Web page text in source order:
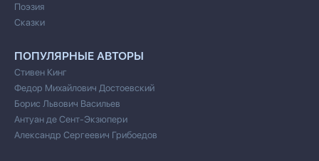
Поэзия
Сказки
ПОПУЛЯРНЫЕ АВТОРЫ
Стивен Кинг
Федор Михайлович Достоевский
Борис Львович Васильев
Антуан де Сент-Экзюпери
Александр Сергеевич Грибоедов